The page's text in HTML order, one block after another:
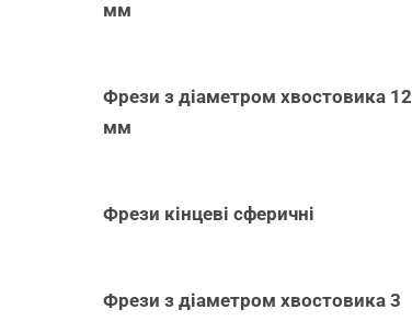
мм
Фрези з діаметром хвостовика 12
мм
Фрези кінцеві сферичні
Фрези з діаметром хвостовика 3